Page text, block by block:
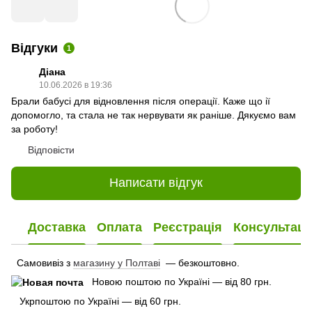
Відгуки 1
Діана
10.06.2026 в 19:36
Брали бабусі для відновлення після операції. Каже що ії
допомогло, та стала не так нервувати як раніше. Дякуємо вам
за роботу!
Відповісти
Написати відгук
Доставка Оплата Реєстрація
Самовивіз з магазину у Полтаві — безкоштовно.
Новою поштою по Україні — від 80 грн.
Укрпоштою по Україні — від 60 грн.